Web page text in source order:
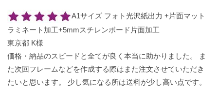
A1サイズ フォト光沢紙出力 +片面マット
ラミネート加工+5mmスチレンボード片面加工
東京都 K様
価格・納品のスピードと全てが良く本当に助かりました。 ま
た次回フレームなどを作成する際はまた注文させていただき
たいと思います。 少し気になる所は送料が少し高い点です。